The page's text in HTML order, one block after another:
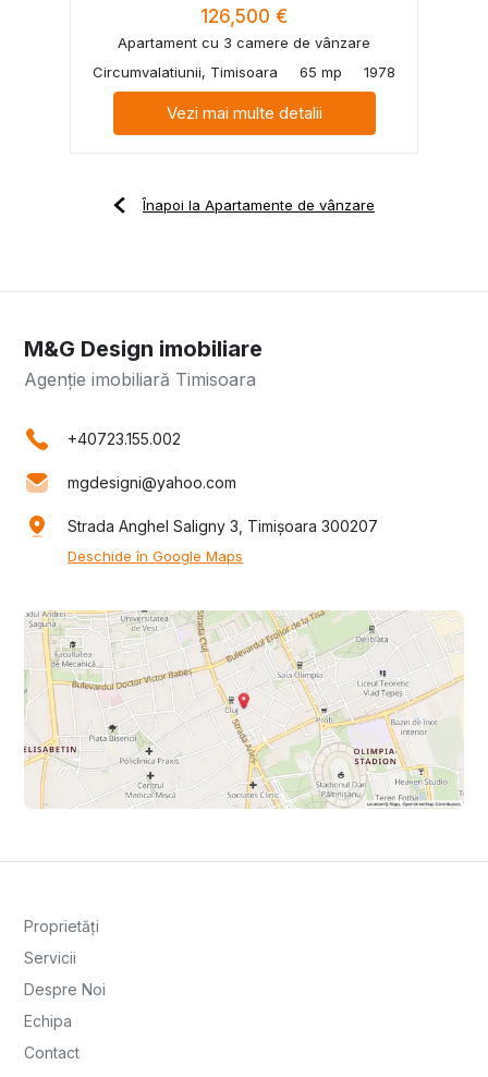
126,500 €
Apartament cu 3 camere de vânzare
Circumvalatiunii, Timisoara
65 mp 1978
Vezi mai multe detalii
Înapoi la Apartamente de vânzare
M&G Design imobiliare
Agenție imobiliară Timisoara
+40723.155.002
mgdesigni@yahoo.com
Strada Anghel Saligny 3, Timișoara 300207
Deschide în Google Maps
Proprietăți
Servicii
Despre Noi
Echipa
Contact